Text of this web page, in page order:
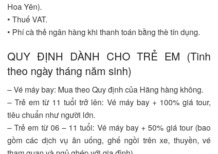
Hoa Yên).
• Thuế VAT.
• Phí cà thẻ ngân hàng khi thanh toán bằng thè tín dụng.
QUY ĐỊNH DÀNH CHO TRẺ EM (Tinh
theo ngày tháng năm sinh)
– Vé máy bay: Mua theo Quy định của Hãng hàng không.
– Trẻ em từ 11 tuổi trở lên: Vé máy bay + 100% giá tour,
tiêu chuẩn như người lớn.
– Trẻ em từ 06 – 11 tuổi: Vé máy bay + 50% giá tour (bao
gồm các dịch vụ ăn uống, ghế ngồi trên xe, thuyền, vé